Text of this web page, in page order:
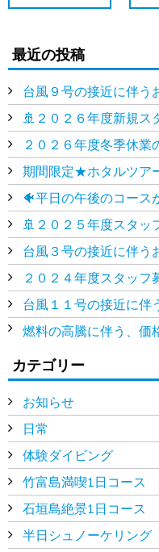
最近の投稿
台風９号の接近に伴う
🚢２０２６年度新規ス
２０２６年度冬季休業
期間限定★ホタルツア
🐠平日の午後のコース
🚢２０２５年度スタッ
台風３号の接近に伴う
２０２４年度スタッフ
台風１１号の接近に伴
燃料の高騰に伴う、価
カテゴリー
お知らせ
日常
体験ダイビング
竹富島満喫1日コース
石垣島絶景1日コース
半日シュノーケリング